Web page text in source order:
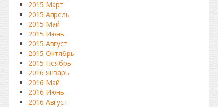
2015 Март
2015 Апрель
2015 Май
2015 Июнь
2015 Август
2015 Октябрь
2015 Ноябрь
2016 Январь
2016 Май
2016 Июнь
2016 Август